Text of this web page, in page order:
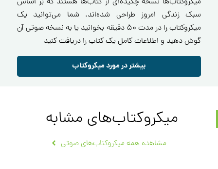
سبک زندگی امروز طراحی شده‌اند. شما می‌توانید یک
میکروکتاب را در مدت ۵۰ دقیقه بخوانید یا به نسخه صوتی آن
گوش دهید و اطلاعات کامل یک کتاب را دریافت کنید
بیشتر در مورد میکروکتاب
میکروکتاب‌های مشابه
مشاهده همه میکروکتاب‌های صوتی